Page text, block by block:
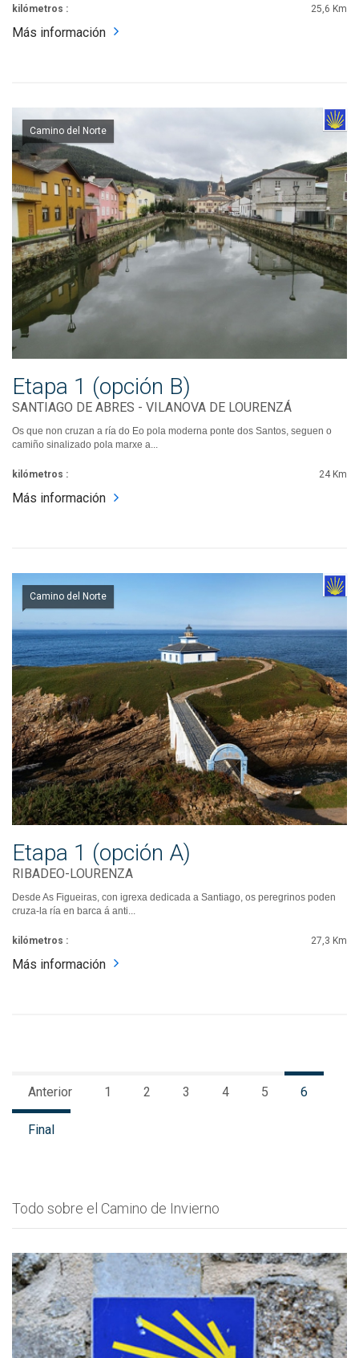
kilómetros : 25,6 Km
Más información
Camino del Norte
Etapa 1 (opción B)
SANTIAGO DE ABRES - VILANOVA DE LOURENZÁ
Os que non cruzan a ría do Eo pola moderna ponte dos Santos, seguen o
camiño sinalizado pola marxe a...
kilómetros : 24 Km
Más información
Camino del Norte
Etapa 1 (opción A)
RIBADEO-LOURENZA
Desde As Figueiras, con igrexa dedicada a Santiago, os peregrinos poden
cruza-la ría en barca á anti...
kilómetros : 27,3 Km
Más información
Anterior 1 2 3 4 5 6
Final
Todo sobre el Camino de Invierno